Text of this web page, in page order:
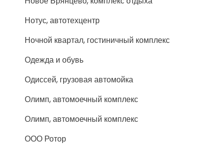
Нотус, автотехцентр
Ночной квартал, гостиничный комплекс
Одежда и обувь
Одиссей, грузовая автомойка
Олимп, автомоечный комплекс
Олимп, автомоечный комплекс
ООО Ротор